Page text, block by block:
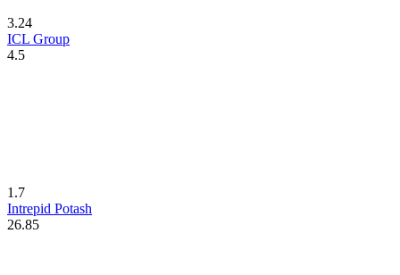
3.24
ICL Group
4.5
1.7
Intrepid Potash
26.85